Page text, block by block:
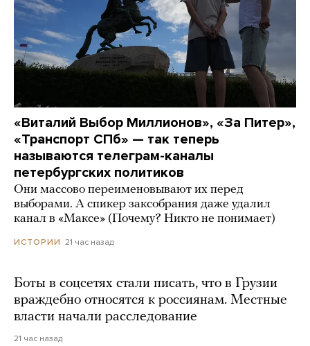
«Виталий Выбор Миллионов», «За Питер»,
«Транспорт СПб» — так теперь
называются телеграм-каналы
петербургских политиков
Они массово переименовывают их перед
выборами. А спикер заксобрания даже удалил
канал в «Максе» (Почему? Никто не понимает)
ИСТОРИИ 21 час назад
Боты в соцсетях стали писать, что в Грузии
враждебно относятся к россиянам. Местные
власти начали расследование
21 час назад